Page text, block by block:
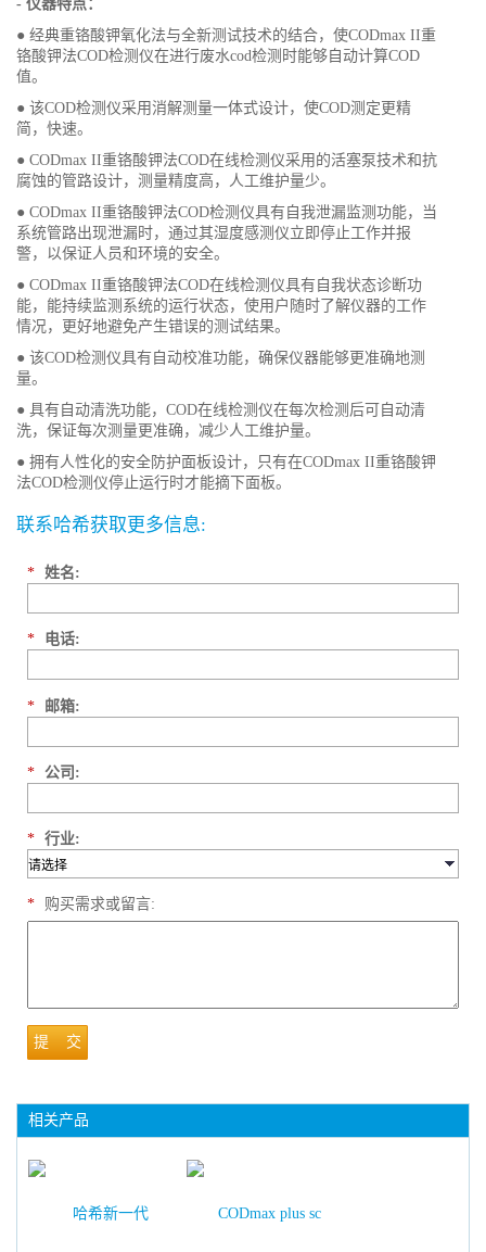
- 仪器特点：
● 经典重铬酸钾氧化法与全新测试技术的结合，使CODmax II重
铬酸钾法COD检测仪在进行废水cod检测时能够自动计算COD
值。
● 该COD检测仪采用消解测量一体式设计，使COD测定更精
简，快速。
● CODmax II重铬酸钾法COD在线检测仪采用的活塞泵技术和抗
腐蚀的管路设计，测量精度高，人工维护量少。
● CODmax II重铬酸钾法COD检测仪具有自我泄漏监测功能，当
系统管路出现泄漏时，通过其湿度感测仪立即停止工作并报
警，以保证人员和环境的安全。
● CODmax II重铬酸钾法COD在线检测仪具有自我状态诊断功
能，能持续监测系统的运行状态，使用户随时了解仪器的工作
情况，更好地避免产生错误的测试结果。
● 该COD检测仪具有自动校准功能，确保仪器能够更准确地测
量。
● 具有自动清洗功能，COD在线检测仪在每次检测后可自动清
洗，保证每次测量更准确，减少人工维护量。
● 拥有人性化的安全防护面板设计，只有在CODmax II重铬酸钾
法COD检测仪停止运行时才能摘下面板。
联系哈希获取更多信息:
* 姓名:
* 电话:
* 邮箱:
* 公司:
* 行业:
* 购买需求或留言:
提 交
相关产品